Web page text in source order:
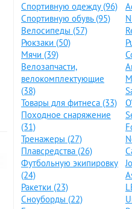
Спортивную одежду (96)
Спортивную обувь (95)
Велосипеды (57)
Рюкзаки (50)
Мячи (39)
Велозапчасти,
велокомплектующие
(38)
Товары для фитнеса (33)
Походное снаряжение
(31)
Тренажеры (27)
Плавсредства (26)
Футбольную экипировку
(24)
Ракетки (23)
Сноуборды (22)